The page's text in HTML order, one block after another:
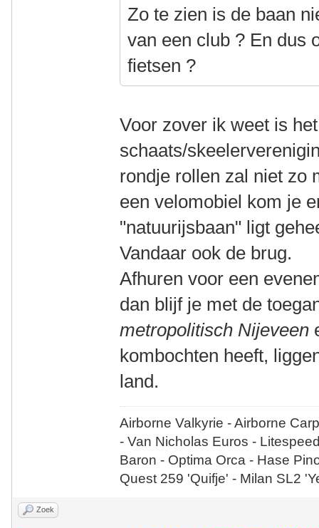
Zo te zien is de baan
van een club ? En dus
fietsen ?
Voor zover ik weet is
schaats/
rondje rollen zal niet zo
een velomobiel kom je
"natuurijsbaan" ligt
Vandaar ook de brug.
Afhuren voor een
dan blijf je met de
metropolitisch Nijeveen
kombochten heeft,
land.
Airborne Valkyrie - Airborne
- Van Nicholas Euros -
Baron - Optima Orca - Hase
Quest 259 'Quifje' - Milan SL2
Zoek